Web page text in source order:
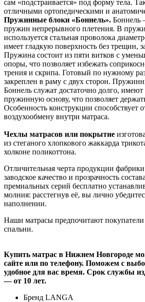
сам «подстраивается» под форму тела.
отличными ортопедическими и
Пружинные блоки «Боннель». Боннель
пружин непрерывного плетения. В
используется стальная проволока
имеет гладкую поверхность без трещин,
Пружина состоит из пяти витков с
опоры, что позволяет избежать
трения и скрипа. Готовый по нужному
закреплен в раму с двух сторон.
Боннель служат достаточно долго,
пружинную основу, что позволяет
Особенность конструкции способствует
воздухообмену внутри матраса.
Чехлы матрасов или покрытие
из стеганого хлопкового жаккарда
холконе поликоттона.
Отличительная черта продукции
заводское качество и прозрачность
премиальных серий бесплатно
молния: расстегнув её, вы лично
наполнении.
Наши матрасы предпочитают покупатели
спальни.
Купить матрас в Нижнем Новгороде
сайте или по телефону. Поможем с
удобное для вас время. Срок службы
— от 10 лет.
Бренд LANGA